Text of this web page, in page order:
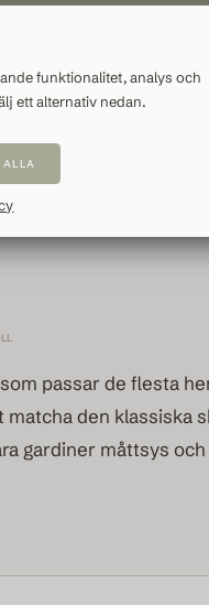
passar de flesta
den klassiska
gardiner måttsys
funktionalitet, analys och
ett alternativ nedan.
ALLA